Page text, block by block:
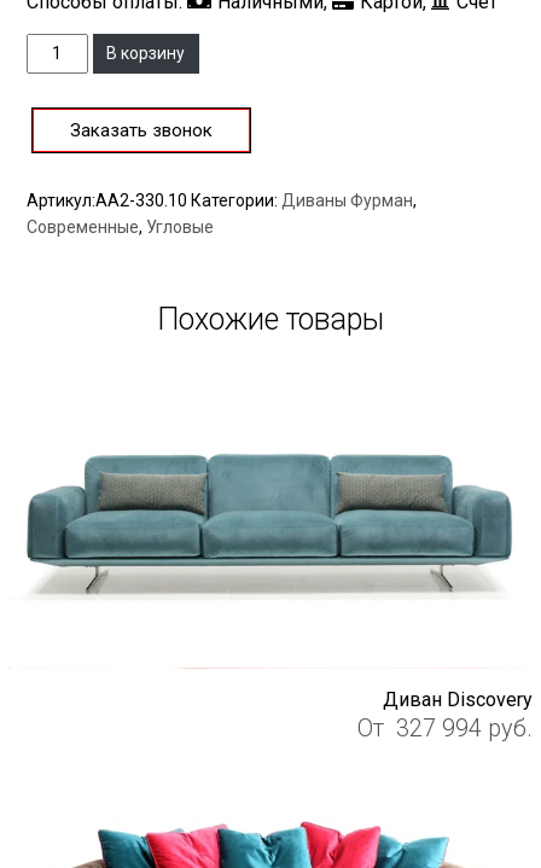
КоличествоВ корзину
Заказать звонок
Артикул:AA2-330.10 Категории: Диваны Фурман,
Современные, Угловые
Похожие товары
Диван Discovery
От 327 994 руб.